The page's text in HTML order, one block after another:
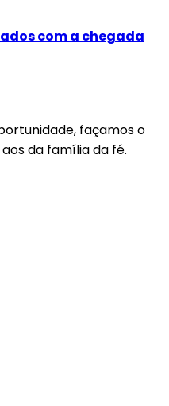
com a chegada
façamos o
da família da fé.